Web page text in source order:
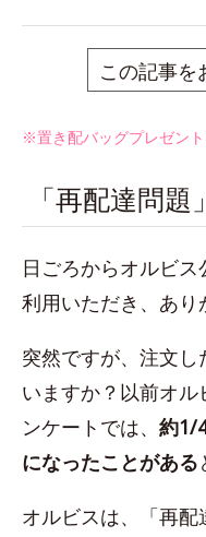
この記事を
※置き配バッグプレゼント
「再配達問
日ごろからオルビ
利用いただき、あり
突然ですが、注文
いますか？以前オ
ンケートでは、 約1/
になったことがある
オルビスは、「再配